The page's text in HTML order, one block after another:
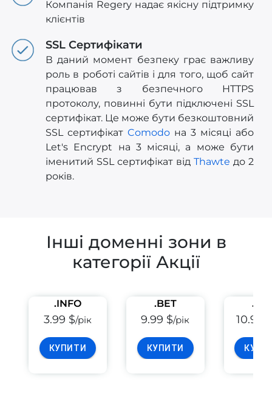
Компанія Regery надає якісну підтримку
клієнтів
SSL Сертифікати
В даний момент безпеку грає важливу
роль в роботі сайтів і для того, щоб сайт
працював з безпечного HTTPS
протоколу, повинні бути підключені SSL
сертифікат. Це може бути безкоштовний
SSL сертифікат Comodo на 3 місяці або
Let's Encrypt на 3 місяці, а може бути
іменитий SSL сертифікат від Thawte до 2
років.
Інші доменні зони в
категорії Акції
.INFO
3.99 $/рік
КУПИТИ
.BET
9.99 $/рік
КУПИТИ
10.99